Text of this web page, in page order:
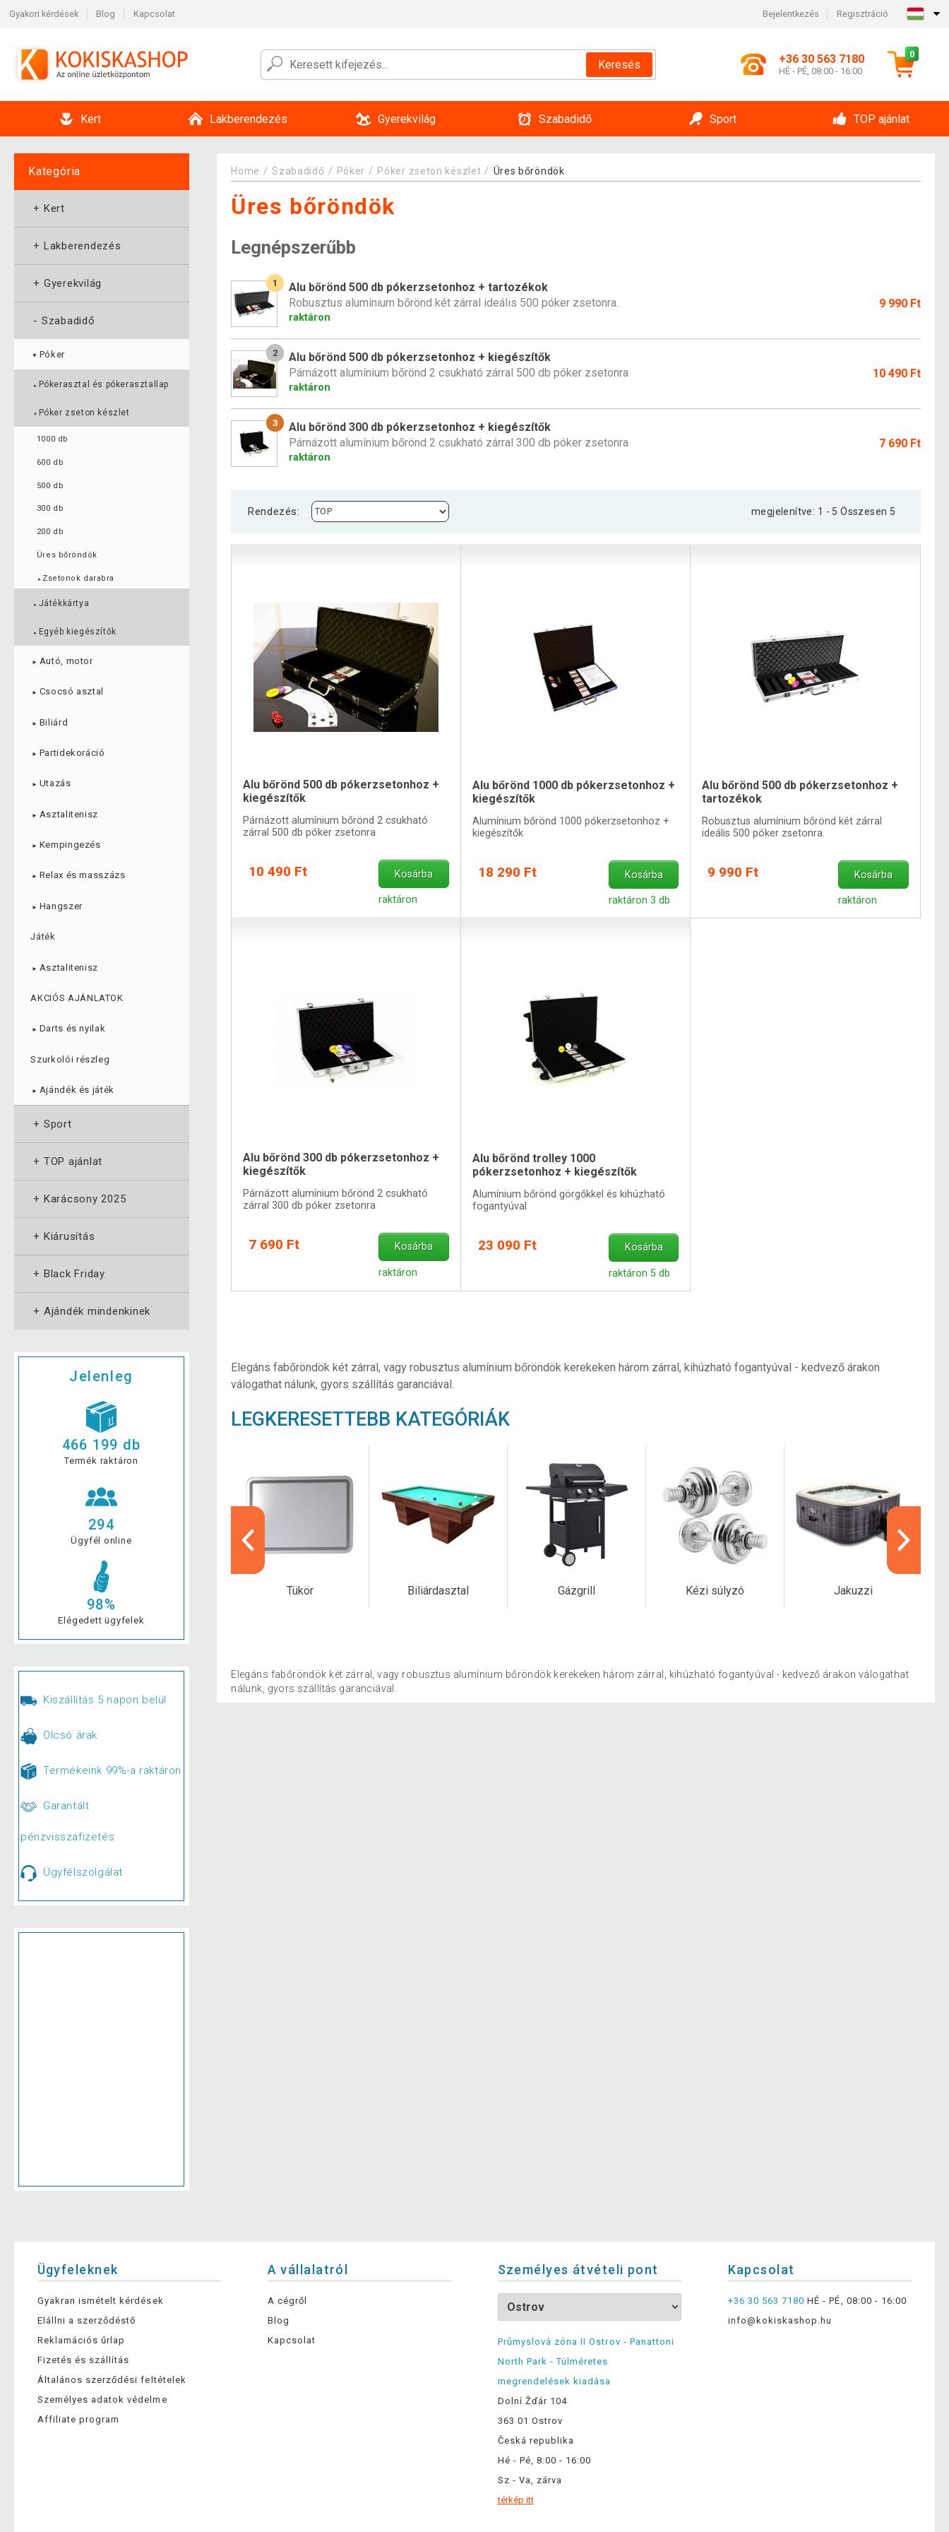
Gyakori kérdések Blog Kapcsolat Bejelentkezés Regisztráció
Keresés +36 30 563 7180
HÉ - PÉ, 08:00 - 16:00
0
Kert Lakberendezés Gyerekvilág Szabadidő Sport TOP ajánlat
Kategória
+ Kert
+ Lakberendezés
+ Gyerekvilág
- Szabadidő
▼ Póker
► Pókerasztal és pókerasztallap
▼ Póker zseton készlet
1000 db
600 db
500 db
300 db
200 db
Üres bőröndök
► Zsetonok darabra
► Játékkártya
► Egyéb kiegészítők
► Autó, motor
► Csocsó asztal
► Biliárd
► Partidekoráció
► Utazás
► Asztalitenisz
► Kempingezés
► Relax és masszázs
► Hangszer
Játék
► Asztalitenisz
AKCIÓS AJÁNLATOK
► Darts és nyilak
Szurkolói részleg
► Ajándék és játék
+ Sport
+ TOP ajánlat
+ Karácsony 2025
+ Kiárusítás
+ Black Friday
+ Ajándék mindenkinek
Jelenleg
466 199 db
Termék raktáron
294
Ügyfél online
98%
Elégedett ügyfelek
Kiszállítás 5 napon belül
Olcsó árak
Termékeink 99%-a raktáron
Garantált
pénzvisszafizetés
Ügyfélszolgálat
Home Szabadidő Póker Póker zseton készlet Üres bőröndök
Üres bőröndök
Legnépszerűbb
1
Alu bőrönd 500 db pókerzsetonhoz + tartozékok
Robusztus alumínium bőrönd két zárral ideális 500 póker zsetonra.
raktáron
9 990 Ft
2
Alu bőrönd 500 db pókerzsetonhoz + kiegészítők
Párnázott alumínium bőrönd 2 csukható zárral 500 db póker zsetonra
raktáron
10 490 Ft
3
Alu bőrönd 300 db pókerzsetonhoz + kiegészítők
Párnázott alumínium bőrönd 2 csukható zárral 300 db póker zsetonra
raktáron
7 690 Ft
Rendezés: megjelenítve: 1 - 5 Összesen 5
Alu bőrönd 500 db pókerzsetonhoz +
kiegészítők
Párnázott alumínium bőrönd 2 csukható
zárral 500 db póker zsetonra
10 490 Ft Kosárba
raktáron
Alu bőrönd 1000 db pókerzsetonhoz +
kiegészítők
Alumínium bőrönd 1000 pókerzsetonhoz +
kiegészítők
18 290 Ft Kosárba
raktáron 3 db
Alu bőrönd 500 db pókerzsetonhoz +
tartozékok
Robusztus alumínium bőrönd két zárral
ideális 500 póker zsetonra.
9 990 Ft Kosárba
raktáron
Alu bőrönd 300 db pókerzsetonhoz +
kiegészítők
Párnázott alumínium bőrönd 2 csukható
zárral 300 db póker zsetonra
7 690 Ft Kosárba
raktáron
Alu bőrönd trolley 1000
pókerzsetonhoz + kiegészítők
Alumínium bőrönd görgőkkel és kihúzható
fogantyúval
23 090 Ft Kosárba
raktáron 5 db
Elegáns fabőröndök két zárral, vagy robusztus alumínium bőröndök kerekeken három zárral, kihúzható fogantyúval - kedvező árakon
válogathat nálunk, gyors szállítás garanciával.
LEGKERESETTEBB KATEGÓRIÁK
Tükör Biliárdasztal Gázgrill Kézi súlyzó Jakuzzi
Elegáns fabőröndök két zárral, vagy robusztus alumínium bőröndök kerekeken három zárral, kihúzható fogantyúval - kedvező árakon válogathat
nálunk, gyors szállítás garanciával.
Ügyfeleknek
Gyakran ismételt kérdések
Elállni a szerződéstő
Reklamációs űrlap
Fizetés és szállítás
Általános szerződési feltételek
Személyes adatok védelme
Affiliate program
A vállalatról
A cégről
Blog
Kapcsolat
Személyes átvételi pont
Průmyslová zóna II Ostrov - Panattoni
North Park - Túlméretes
megrendelések kiadása
Dolní Žďár 104
363 01 Ostrov
Česká republika
Hé - Pé, 8:00 - 16:00
Sz - Va, zárva
térkép itt
Kapcsolat
+36 30 563 7180 HÉ - PÉ, 08:00 - 16:00
info@kokiskashop.hu